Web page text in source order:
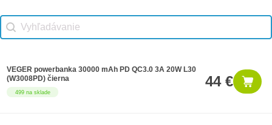
Vhodné príslušenstvo search
Search content
499 na sklade
VEGER powerbanka 30000 mAh PD QC3.0 3A 20W L30
(W3008PD) čierna
44 €